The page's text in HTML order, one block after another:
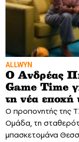
ALLWYN
Ο Ανδρέας
Game Time
τη νέα εποχή
Ο προπονητής της
Ομάδα, τη
μπασκετομάνα